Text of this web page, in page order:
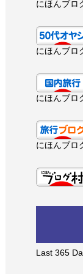
にほんブロ
にほんブロ
にほんブロ
にほんブロ
Last 365